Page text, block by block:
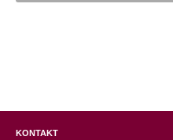
KONTAKT